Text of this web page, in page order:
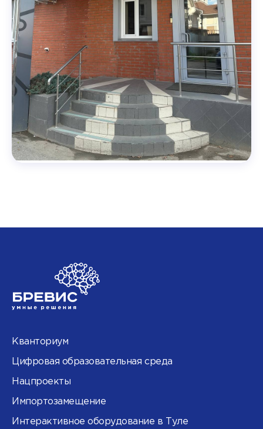
Кванториум
Цифровая образовательная среда
Нацпроекты
Импортозамещение
Интерактивное оборудование в Туле